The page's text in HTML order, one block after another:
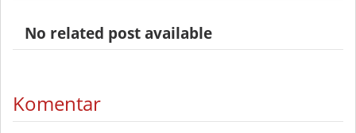
No related post available
Komentar